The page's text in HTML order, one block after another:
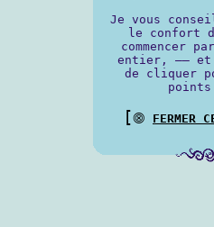
Je vous
le confort
commencer
entier, —— et
de cliquer
[⨷ FERMER